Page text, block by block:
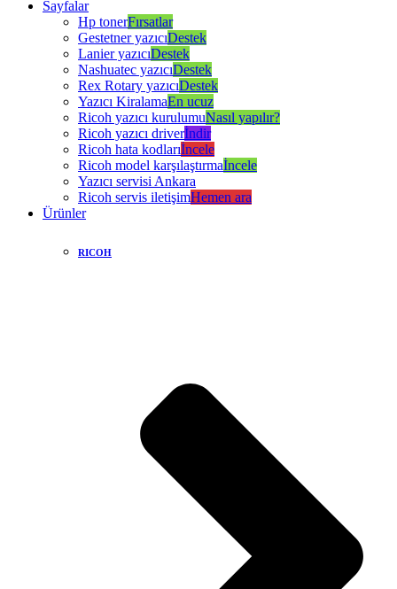
Sayfalar
Hp tonerFırsatlar
Gestetner yazıcıDestek
Lanier yazıcıDestek
Nashuatec yazıcıDestek
Rex Rotary yazıcıDestek
Yazıcı KiralamaEn ucuz
Ricoh yazıcı kurulumuNasıl yapılır?
Ricoh yazıcı driverİndir
Ricoh hata kodlarıİncele
Ricoh model karşılaştırmaİncele
Yazıcı servisi Ankara
Ricoh servis iletişimHemen ara
Ürünler
RICOH